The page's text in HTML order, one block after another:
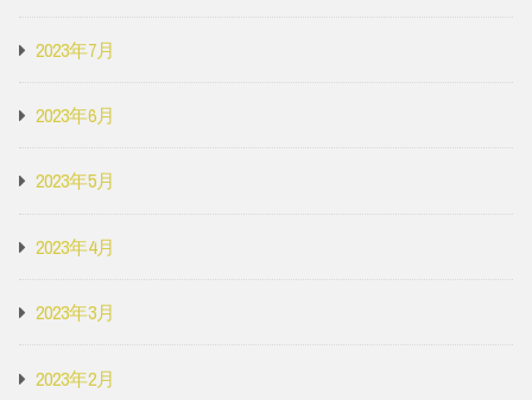
2023年7月
2023年6月
2023年5月
2023年4月
2023年3月
2023年2月